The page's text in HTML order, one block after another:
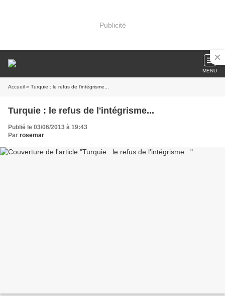
Publicité
MENU
Accueil » Turquie : le refus de l'intégrisme...
Turquie : le refus de l'intégrisme...
Publié le 03/06/2013 à 19:43
Par rosemar